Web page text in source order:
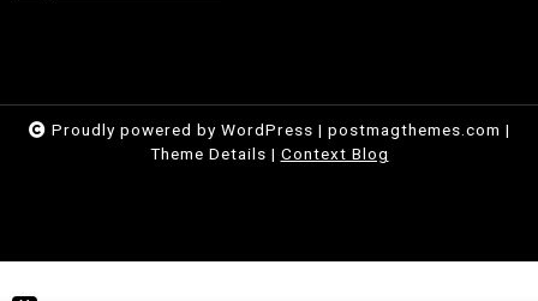
Proudly powered by WordPress | postmagthemes.com |
Theme Details | Context Blog